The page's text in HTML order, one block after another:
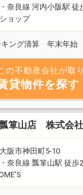
奈良線 河内小阪駅 徒
ョップ
キング清算 年末年始
の不動産会社が取
貸物件を探す
箪山店 株式会
阪市神田町5-10
奈良線 瓢箪山駅 徒歩